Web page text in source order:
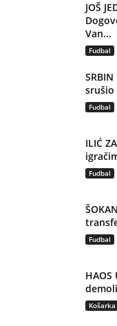
JOŠ
Van...
Fudbal
srušio
Fudbal
ILIĆ
Fudbal
Fudbal
HAOS
Košarka